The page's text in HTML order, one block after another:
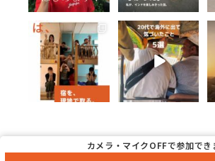
宿を現地で取れるよ
うになると、
旅はちょっと自由に
なる。
予約が飛んでも、
34 0
1. 合わなかったの
は、自分じゃなくて
場所かもしれない
...
26 0
カメラ・マイクOFFで参加でき